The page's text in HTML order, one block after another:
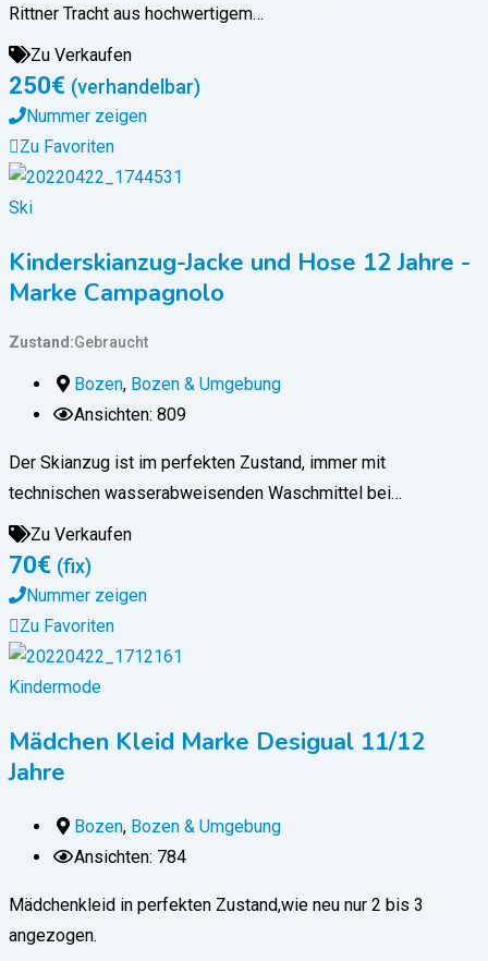
Rittner Tracht aus hochwertigem…
Zu Verkaufen
250€ (verhandelbar)
Nummer zeigen
Zu Favoriten
Ski
Kinderskianzug-Jacke und Hose 12 Jahre -
Marke Campagnolo
Zustand Gebraucht
Bozen, Bozen & Umgebung
Ansichten: 809
Der Skianzug ist im perfekten Zustand, immer mit
technischen wasserabweisenden Waschmittel bei…
Zu Verkaufen
70€ (fix)
Nummer zeigen
Zu Favoriten
Kindermode
Mädchen Kleid Marke Desigual 11/12
Jahre
Bozen, Bozen & Umgebung
Ansichten: 784
Mädchenkleid in perfekten Zustand,wie neu nur 2 bis 3
angezogen.